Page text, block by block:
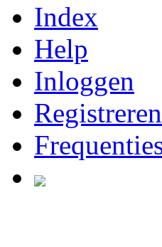
Index
Help
Inloggen
Registreren